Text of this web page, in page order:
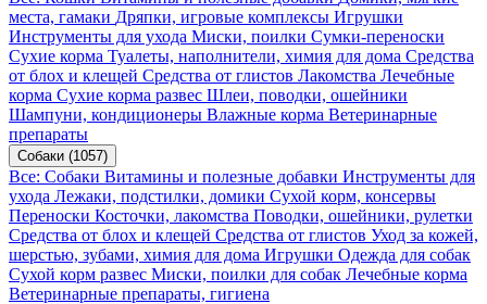
места, гамаки Дряпки, игровые комплексы Игрушки
Инструменты для ухода Миски, поилки Сумки-переноски
Сухие корма Туалеты, наполнители, химия для дома Средства
от блох и клещей Средства от глистов Лакомства Лечебные
корма Сухие корма развес Шлеи, поводки, ошейники
Шампуни, кондиционеры Влажные корма Ветеринарные
препараты
Собаки (1057)
Все: Собаки Витамины и полезные добавки Инструменты для
ухода Лежаки, подстилки, домики Сухой корм, консервы
Переноски Косточки, лакомства Поводки, ошейники, рулетки
Средства от блох и клещей Средства от глистов Уход за кожей,
шерстью, зубами, химия для дома Игрушки Одежда для собак
Сухой корм развес Миски, поилки для собак Лечебные корма
Ветеринарные препараты, гигиена